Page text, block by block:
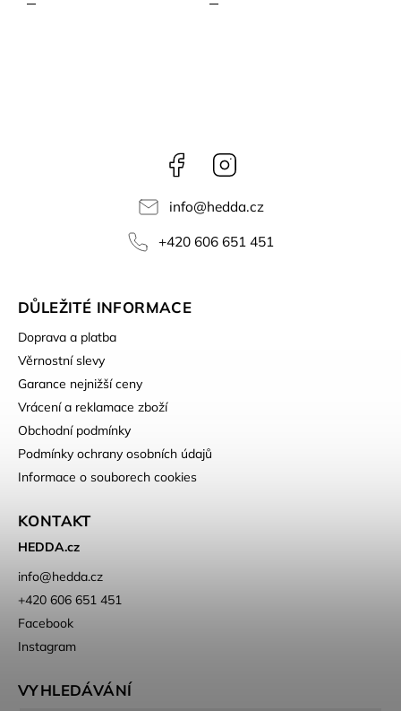
Facebook
info@hedda.cz
+420 606 651 451
DŮLEŽITÉ INFORMACE
Doprava a platba
Věrnostní slevy
Garance nejnižší ceny
Vrácení a reklamace zboží
Obchodní podmínky
Podmínky ochrany osobních údajů
Informace o souborech cookies
KONTAKT
HEDDA.cz
info@hedda.cz
+420 606 651 451
Facebook
Instagram
VYHLEDÁVÁNÍ